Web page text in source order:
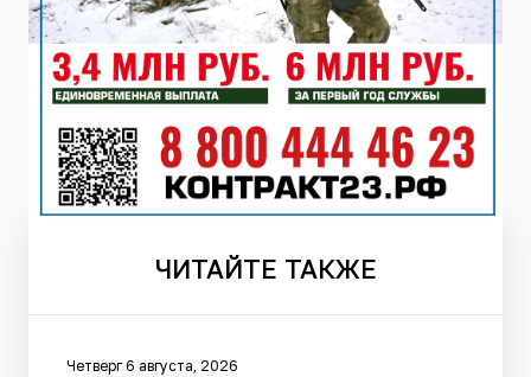
ЧИТАЙТЕ ТАКЖЕ
Четверг 6 августа, 2026